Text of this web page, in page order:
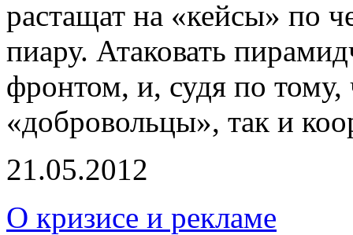
растащат на «кейсы» по
пиару. Атаковать
фронтом, и, судя по тому,
«добровольцы», так и
21.05.2012
О кризисе и рекламе